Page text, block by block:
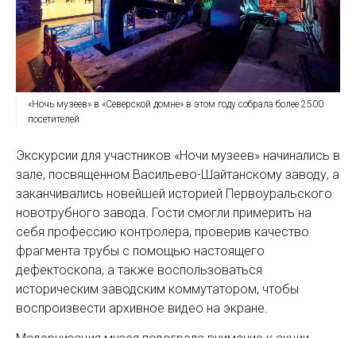
«Ночь музеев» в «Северской домне» в этом году собрала более 2500
посетителей
Экскурсии для участников «Ночи музеев» начинались в
зале, посвященном Васильево-Шайтанскому заводу, а
заканчивались новейшей историей Первоуральского
новотрубного завода. Гости смогли примерить на
себя профессию контролера, проверив качество
фрагмента трубы с помощью настоящего
дефектоскопа, а также воспользоваться
историческим заводским коммутатором, чтобы
воспроизвести архивное видео на экране.